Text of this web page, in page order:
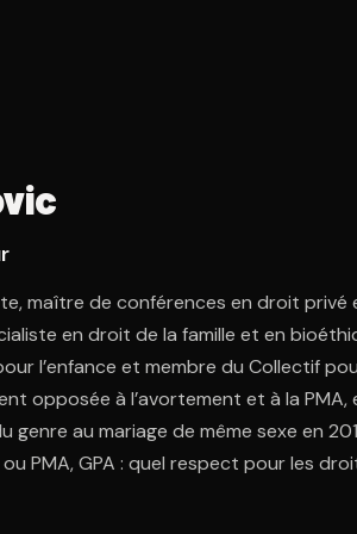
maître de conférences en droit privé
en droit de la famille et en
l’enfance et membre du Collectif
opposée à l’avortement et à la PMA,
genre au mariage de même sexe en
PMA, GPA : quel respect pour les